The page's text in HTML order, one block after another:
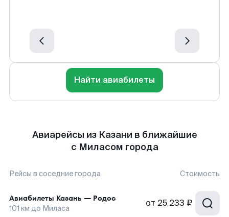
Найти авиабилеты
Авиарейсы из Казани в ближайшие
с Миласом города
Рейсы в соседние города Стоимость
Авиабилеты Казань — Родос
101 км до Миласа от 25 233 ₽